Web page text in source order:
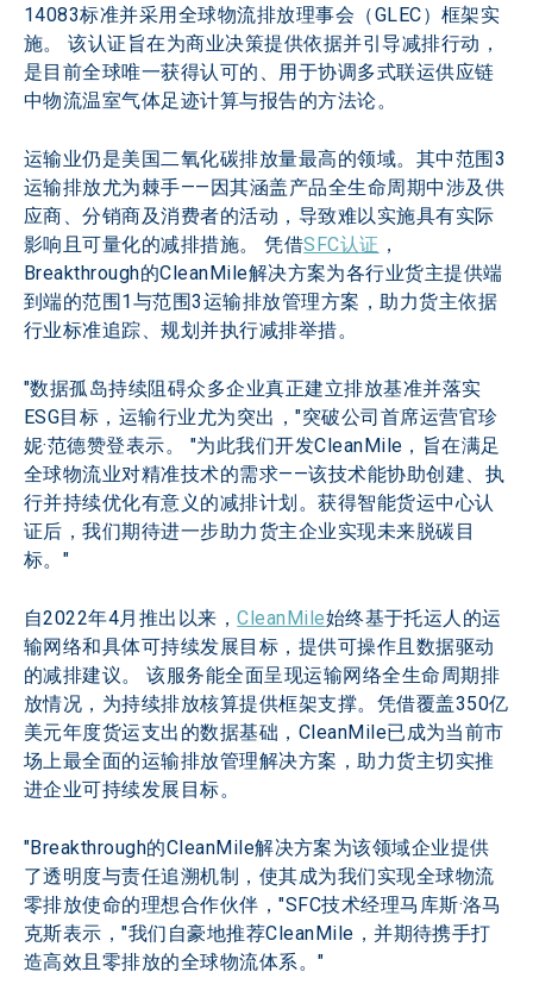
14083标准并采用全球物流排放理事会（GLEC）框架实
施。 该认证旨在为商业决策提供依据并引导减排行动，
是目前全球唯一获得认可的、用于协调多式联运供应链
中物流温室气体足迹计算与报告的方法论。
运输业仍是美国二氧化碳排放量最高的领域。其中范围3
运输排放尤为棘手——因其涵盖产品全生命周期中涉及供
应商、分销商及消费者的活动，导致难以实施具有实际
影响且可量化的减排措施。 凭借SFC认证 ，
Breakthrough的CleanMile解决方案为各行业货主提供端
到端的范围1与范围3运输排放管理方案，助力货主依据
行业标准追踪、规划并执行减排举措。
"数据孤岛持续阻碍众多企业真正建立排放基准并落实
ESG目标，运输行业尤为突出，"突破公司首席运营官珍
妮·范德赞登表示。 "为此我们开发CleanMile，旨在满足
全球物流业对精准技术的需求——该技术能协助创建、执
行并持续优化有意义的减排计划。获得智能货运中心认
证后，我们期待进一步助力货主企业实现未来脱碳目
标。"
自2022年4月推出以来，CleanMile始终基于托运人的运
输网络和具体可持续发展目标，提供可操作且数据驱动
的减排建议。 该服务能全面呈现运输网络全生命周期排
放情况，为持续排放核算提供框架支撑。凭借覆盖350亿
美元年度货运支出的数据基础，CleanMile已成为当前市
场上最全面的运输排放管理解决方案，助力货主切实推
进企业可持续发展目标。
"Breakthrough的CleanMile解决方案为该领域企业提供
了透明度与责任追溯机制，使其成为我们实现全球物流
零排放使命的理想合作伙伴，"SFC技术经理马库斯·洛马
克斯表示，"我们自豪地推荐CleanMile，并期待携手打
造高效且零排放的全球物流体系。"